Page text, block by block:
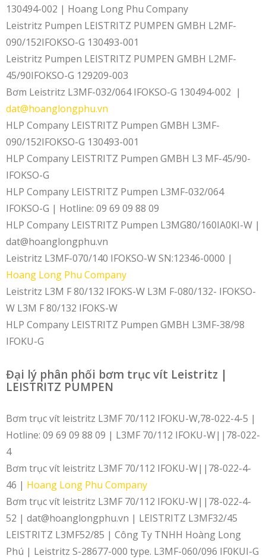
130494-002 | Hoang Long Phu Company
Leistritz Pumpen LEISTRITZ PUMPEN GMBH L2MF-
090/152IFOKSO-G 130493-001
Leistritz Pumpen LEISTRITZ PUMPEN GMBH L2MF-
45/90IFOKSO-G 129209-003
Bơm Leistritz L3MF-032/064 IFOKSO-G 130494-002 |
dat@hoanglongphu.vn
HLP Company LEISTRITZ Pumpen GMBH L3MF-
090/152IFOKSO-G 130493-001
HLP Company LEISTRITZ Pumpen GMBH L3 MF-45/90-
IFOKSO-G
HLP Company LEISTRITZ Pumpen L3MF-032/064
IFOKSO-G | Hotline: 09 69 09 88 09
HLP Company LEISTRITZ Pumpen L3MG80/160IA0KI-W |
dat@hoanglongphu.vn
Leistritz L3MF-070/140 IFOKSO-W SN:12346-0000 |
Hoang Long Phu Company
Leistritz L3M F 80/132 IFOKS-W L3M F-080/132- IFOKSO-
W L3M F 80/132 IFOKS-W
HLP Company LEISTRITZ Pumpen GMBH L3MF-38/98
IFOKU-G
Đại lý phân phối bơm trục vít Leistritz |
LEISTRITZ PUMPEN
Bơm trục vít leistritz L3MF 70/112 IFOKU-W,78-022-4-5 |
Hotline: 09 69 09 88 09 | L3MF 70/112 IFOKU-W||78-022-
4
Bơm trục vít leistritz L3MF 70/112 IFOKU-W||78-022-4-
46 | Hoang Long Phu Company
Bơm trục vít leistritz L3MF 70/112 IFOKU-W||78-022-4-
52 | dat@hoanglongphu.vn | LEISTRITZ L3MF32/45
LEISTRITZ L3MF52/85 | Công Ty TNHH Hoàng Long
Phú | Leistritz S-28677-000 type. L3MF-060/096 IF0KUI-G